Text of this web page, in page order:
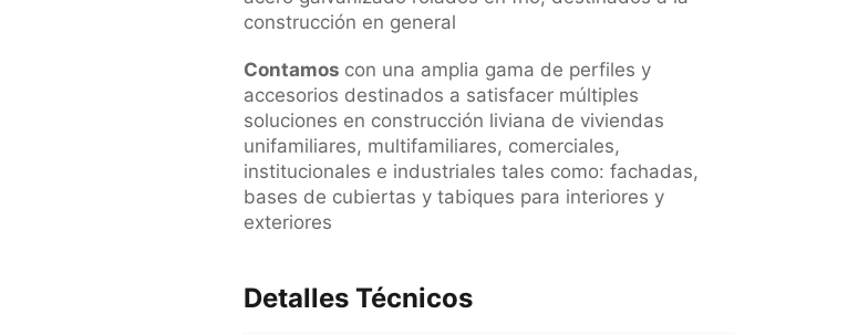
construcción en general
Contamos con una amplia gama de perfiles y
accesorios destinados a satisfacer múltiples
soluciones en construcción liviana de viviendas
unifamiliares, multifamiliares, comerciales,
institucionales e industriales tales como: fachadas,
bases de cubiertas y tabiques para interiores y
exteriores
Detalles Técnicos